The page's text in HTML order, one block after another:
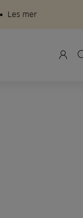
Les mer